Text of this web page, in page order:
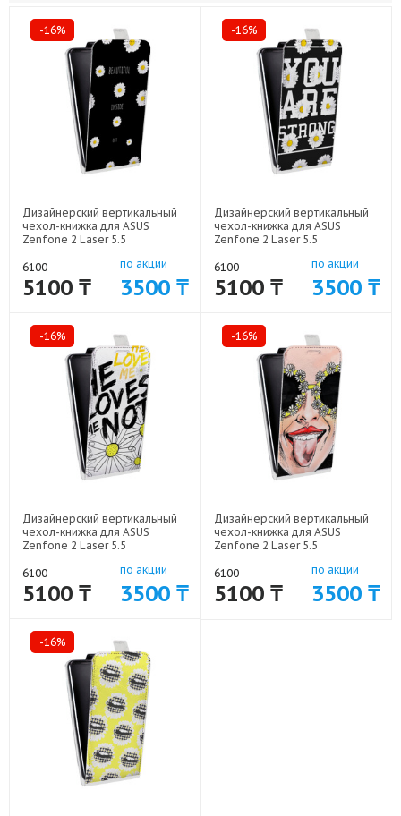
-16%
Дизайнерский вертикальный
чехол-книжка для ASUS
Zenfone 2 Laser 5.5
1847
6100
5100 ₸
по акции
3500 ₸
-16%
Дизайнерский вертикальный
чехол-книжка для ASUS
Zenfone 2 Laser 5.5
1849
6100
5100 ₸
по акции
3500 ₸
-16%
Дизайнерский вертикальный
чехол-книжка для ASUS
Zenfone 2 Laser 5.5
1846
6100
5100 ₸
по акции
3500 ₸
-16%
Дизайнерский вертикальный
чехол-книжка для ASUS
Zenfone 2 Laser 5.5
1848
6100
5100 ₸
по акции
3500 ₸
-16%